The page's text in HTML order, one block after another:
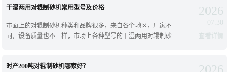
干湿两用对辊制砂机常用型号及价格
市面上的对辊制砂机种类和品牌很多，来自各个地区，厂家不
同，设备质量也不一样，市场上各种型号的干湿两用对辊制砂机
2026
07.30
查看详情
时产200吨对辊制砂机哪家好？ 2026